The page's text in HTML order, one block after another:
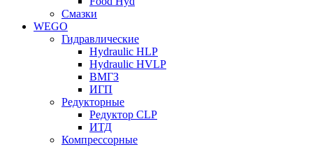
Смазки
WEGO
Гидравлические
Hydraulic HLP
Hydraulic HVLP
ВМГЗ
ИГП
Редукторные
Редуктор CLP
ИТД
Компрессорные